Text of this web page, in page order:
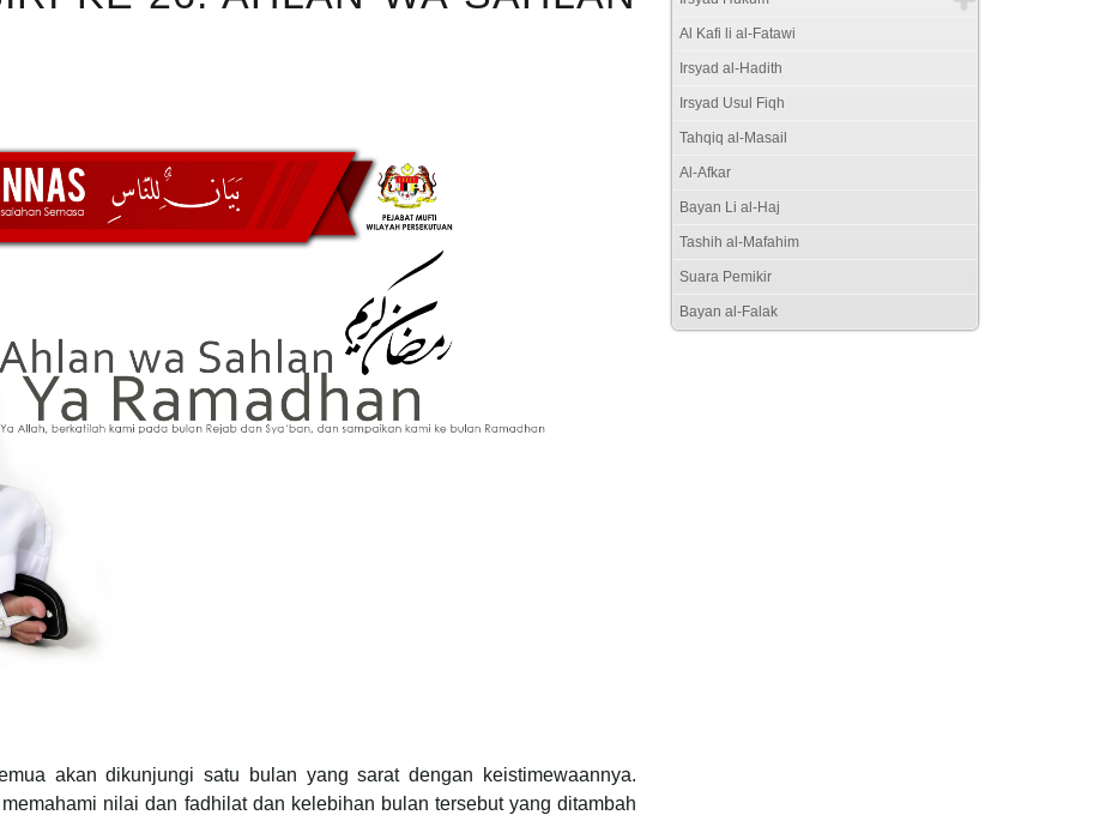
akan dikunjungi satu bulan yang sarat dengan keistimewaannya.
nilai dan fadhilat dan kelebihan bulan tersebut yang ditambah
Al Kafi li al-Fatawi
Irsyad al-Hadith
Irsyad Usul Fiqh
Tahqiq al-Masail
Al-Afkar
Bayan Li al-Haj
Tashih al-Mafahim
Suara Pemikir
Bayan al-Falak